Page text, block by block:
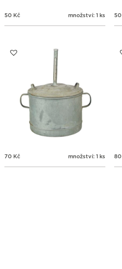
50 Kč množství: 1 ks 50
70 Kč množství: 1 ks 80